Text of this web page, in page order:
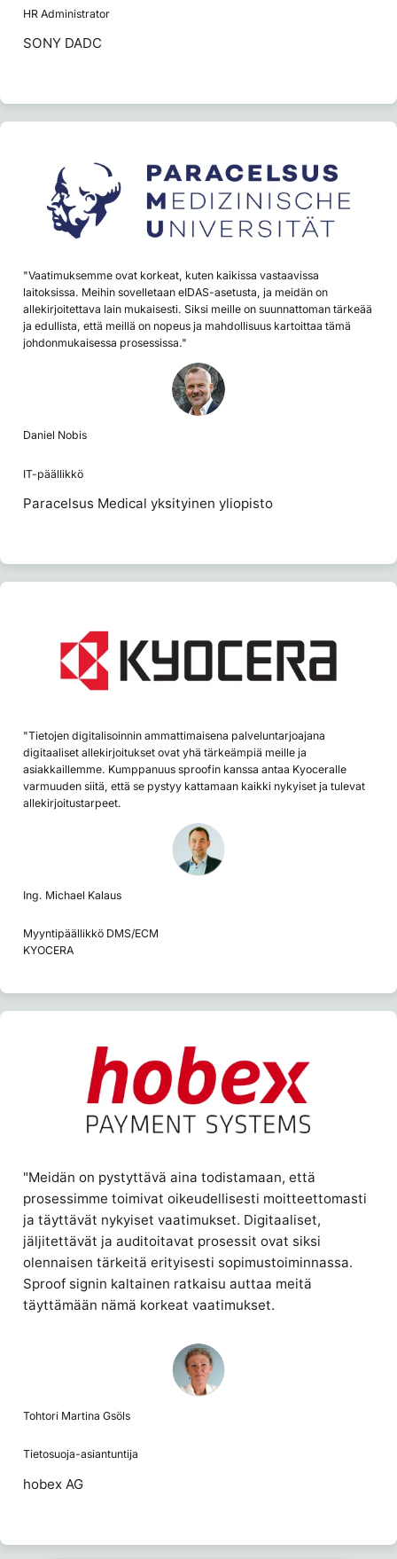
HR Administrator
SONY DADC
"Vaatimuksemme ovat korkeat, kuten kaikissa vastaavissa
laitoksissa. Meihin sovelletaan eIDAS-asetusta, ja meidän on
allekirjoitettava lain mukaisesti. Siksi meille on suunnattoman tärkeää
ja edullista, että meillä on nopeus ja mahdollisuus kartoittaa tämä
johdonmukaisessa prosessissa."
Daniel Nobis
IT-päällikkö
Paracelsus Medical yksityinen yliopisto
"Tietojen digitalisoinnin ammattimaisena palveluntarjoajana
digitaaliset allekirjoitukset ovat yhä tärkeämpiä meille ja
asiakkaillemme. Kumppanuus sproofin kanssa antaa Kyoceralle
varmuuden siitä, että se pystyy kattamaan kaikki nykyiset ja tulevat
allekirjoitustarpeet.
Ing. Michael Kalaus
Myyntipäällikkö DMS/ECM
KYOCERA
"Meidän on pystyttävä aina todistamaan, että
prosessimme toimivat oikeudellisesti moitteettomasti
ja täyttävät nykyiset vaatimukset. Digitaaliset,
jäljitettävät ja auditoitavat prosessit ovat siksi
olennaisen tärkeitä erityisesti sopimustoiminnassa.
Sproof signin kaltainen ratkaisu auttaa meitä
täyttämään nämä korkeat vaatimukset.
Tohtori Martina Gsöls
Tietosuoja-asiantuntija
hobex AG